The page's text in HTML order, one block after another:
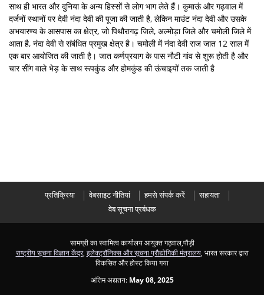
साथ ही भारत और दुनिया के अन्य हिस्सों से लोग भाग लेते हैं। कुमाऊं और गढ़वाल में
दर्जनों स्थानों पर देवी नंदा देवी की पूजा की जाती है, लेकिन माउंट नंदा देवी और उसके
अभयारण्य के आसपास का क्षेत्र, जो पिथौरागढ़ जिले, अल्मोड़ा जिले और चमोली जिले में
आता है, नंदा देवी से संबंधित प्रमुख क्षेत्र है। चमोली में नंदा देवी राज जात 12 साल में
एक बार आयोजित की जाती है। जात कर्णप्रयाग के पास नौटी गांव से शुरू होती है और
चार सींग वाले भेड़ के साथ रूपकुंड और होमकुंड की ऊंचाइयों तक जाती है
प्रतिक्रिया वेबसाइट नीतियां हमसे संपर्क करें
सहायता
वेब सूचना प्रबंधक
सामग्री का स्वामित्व कार्यालय आयुक्त गढ़वाल,पौड़ी
राष्ट्रीय सूचना विज्ञान केंद्र, इलेक्ट्रॉनिक्स और सूचना प्रौद्योगिकी मंत्रालय, भारत सरकार द्वारा
विकसित और होस्ट किया गया
अंतिम अद्यतन: May 08, 2025